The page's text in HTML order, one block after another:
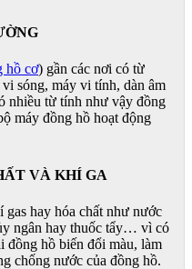
hồ cơ) gần các nơi có từ
sóng, máy vi tính, dàn âm
nhiều từ tính như vậy đồng
máy đồng hồ hoạt động
VÀ KHÍ GA
hay hóa chất như nước
ngân hay thuốc tẩy… vì có
đồng hồ biến đổi màu, làm
chống nước của đồng hồ.